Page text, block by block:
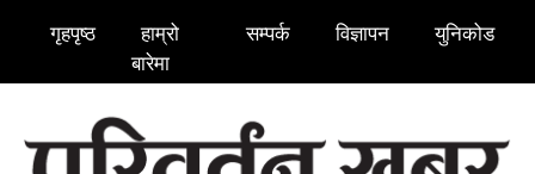
गृहपृष्ठ
हाम्रो
बारेमा
सम्पर्क विज्ञापन युनिकोड